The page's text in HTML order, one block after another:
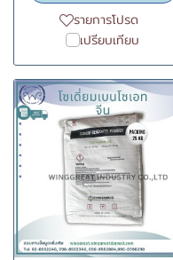
รายการโปรด
เปรียบเทียบ